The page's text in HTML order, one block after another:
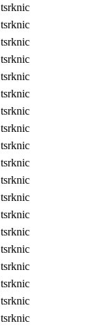
tsrknic
tsrknic
tsrknic
tsrknic
tsrknic
tsrknic
tsrknic
tsrknic
tsrknic
tsrknic
tsrknic
tsrknic
tsrknic
tsrknic
tsrknic
tsrknic
tsrknic
tsrknic
tsrknic